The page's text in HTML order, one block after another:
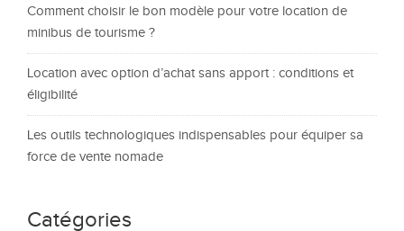
Comment choisir le bon modèle pour votre location de
minibus de tourisme ?
Location avec option d’achat sans apport : conditions et
éligibilité
Les outils technologiques indispensables pour équiper sa
force de vente nomade
Catégories